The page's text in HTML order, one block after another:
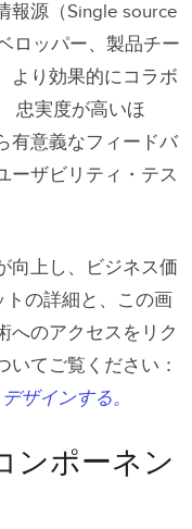
報源（Single source
ロッパー、製品チー
より効果的にコラボ
忠実度が高いほ
有意義なフィードバ
ーザビリティ・テス
向上し、ビジネス価
トの詳細と、この画
へのアクセスをリク
いてご覧ください：
ザインする。
ンポーネン